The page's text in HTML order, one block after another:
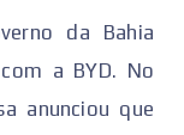
da Bahia
a BYD. No
anunciou que